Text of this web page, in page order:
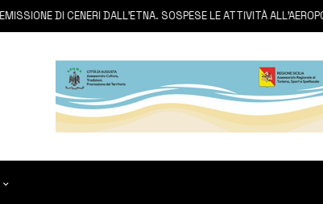
DI CENERI DALL’ETNA. SOSPESE LE ATTIVITÀ